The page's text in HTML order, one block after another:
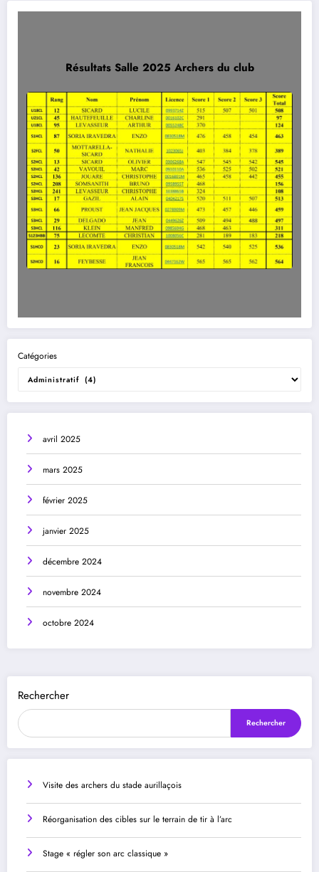
Résultats Salle 2025 Archers du club
Catégories
avril 2025
mars 2025
février 2025
janvier 2025
décembre 2024
novembre 2024
octobre 2024
Rechercher
Rechercher
Visite des archers du stade aurillaçois
Réorganisation des cibles sur le terrain de tir à l’arc
Stage « régler son arc classique »